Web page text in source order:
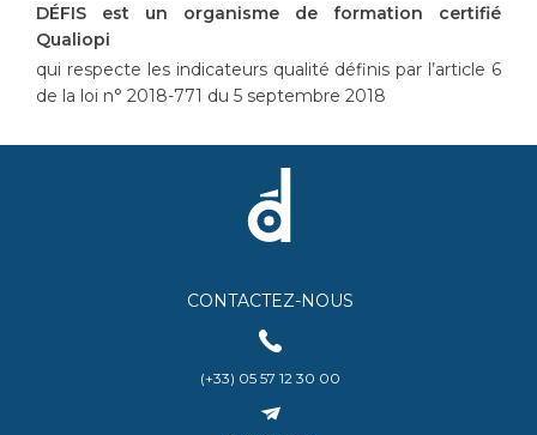
DÉFIS est un organisme de formation certifié
Qualiopi
qui respecte les indicateurs qualité définis par l’article 6
de la loi n° 2018-771 du 5 septembre 2018
CONTACTEZ-NOUS
(+33) 05 57 12 30 00